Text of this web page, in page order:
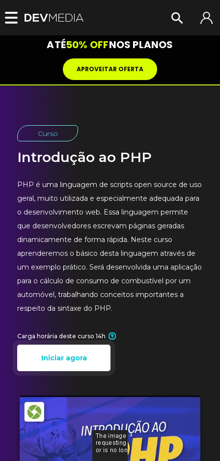
ATÉ50% OFFNOS PLANOS
APROVEITAR OFERTA
Curso
Introdução ao PHP
PHP é uma linguagem de scripts open source de uso
geral, muito utilizada e especialmente adequada para
o desenvolvimento web. Essa linguagem permite
que desenvolvedores escrevam páginas geradas
dinamicamente de forma rápida. Neste curso
aprenderemos o básico desta linguagem através de
um exemplo prático. Será desenvolvida uma aplicação
para o cálculo de consumo de combustível por um
automóvel, trabalhando conceitos importantes a
respeito da sintaxe do PHP.
Iniciar agora
Carga horária deste curso 14h